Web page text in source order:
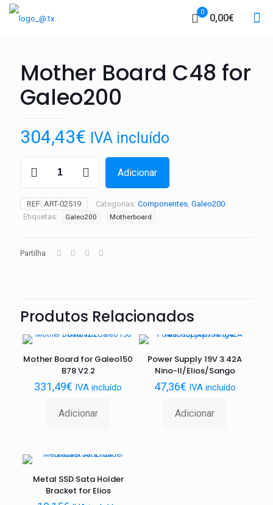
0
0,00€
Mother Board C48 for
Galeo200
304,43€ IVA incluído
Board
C48
for
Adicionar
REF: ART-02519 Categorias: Componentes, Galeo200
Etiquetas:
Galeo200 Motherboard
Partilha
Produtos Relacionados
Mother Board for Galeo150
B78 V2.2
331,49€ IVA incluído
Adicionar
Power Supply 19V 3.42A
Nino-II/Elios/Sango
47,36€ IVA incluído
Adicionar
Metal SSD Sata Holder
Bracket for Elios